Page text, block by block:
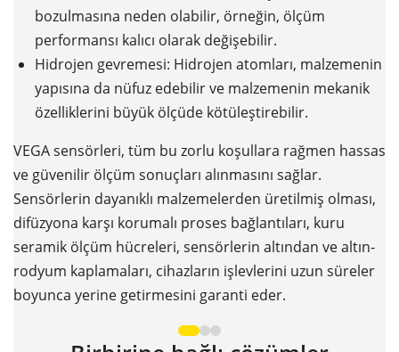
bozulmasına neden olabilir, örneğin, ölçüm
performansı kalıcı olarak değişebilir.
Hidrojen gevremesi: Hidrojen atomları, malzemenin
yapısına da nüfuz edebilir ve malzemenin mekanik
özelliklerini büyük ölçüde kötüleştirebilir.
VEGA sensörleri, tüm bu zorlu koşullara rağmen hassas
ve güvenilir ölçüm sonuçları alınmasını sağlar.
Sensörlerin dayanıklı malzemelerden üretilmiş olması,
difüzyona karşı korumalı proses bağlantıları, kuru
seramik ölçüm hücreleri, sensörlerin altından ve altın-
rodyum kaplamaları, cihazların işlevlerini uzun süreler
boyunca yerine getirmesini garanti eder.